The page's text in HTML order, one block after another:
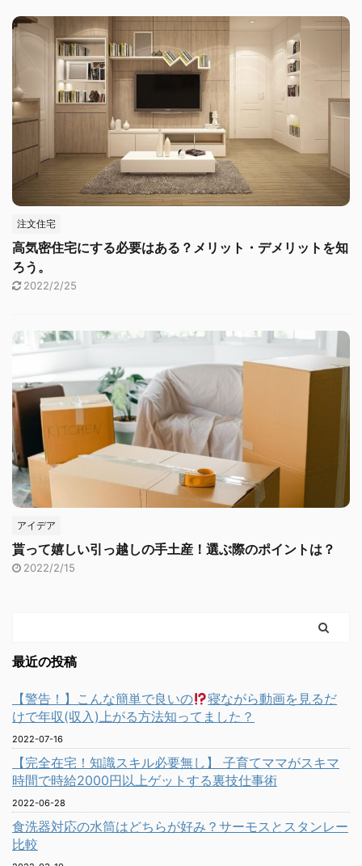
注文住宅
高気密住宅にする必要はある？メリット・デメリットを知
ろう。
2022/2/25
アイデア
貰って嬉しい引っ越しの手土産！選ぶ際のポイントは？
2022/2/15
最近の投稿
【警告！】こんな簡単で良いの
寝ながら動画を見るだ
けで年収(収入)上がる方法知ってました？
2022-07-16
【完全在宅！知識スキル必要無し】 子育てママがスキマ
時間で時給2000円以上ゲットする裏技仕事術
2022-06-28
食洗器対応の水筒はどちらが好み？サーモスとスタンレー
比較